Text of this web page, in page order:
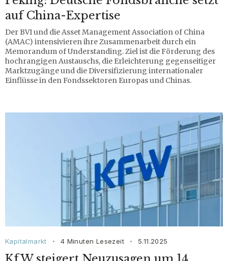
auf China-Expertise
Der BVI und die Asset Management Association of China
(AMAC) intensivieren ihre Zusammenarbeit durch ein
Memorandum of Understanding. Ziel ist die Förderung des
hochrangigen Austauschs, die Erleichterung gegenseitiger
Marktzugänge und die Diversifizierung internationaler
Einflüsse in den Fondssektoren Europas und Chinas.
Kapitalmarkt • 4 Minuten Lesezeit • 5.11.2025